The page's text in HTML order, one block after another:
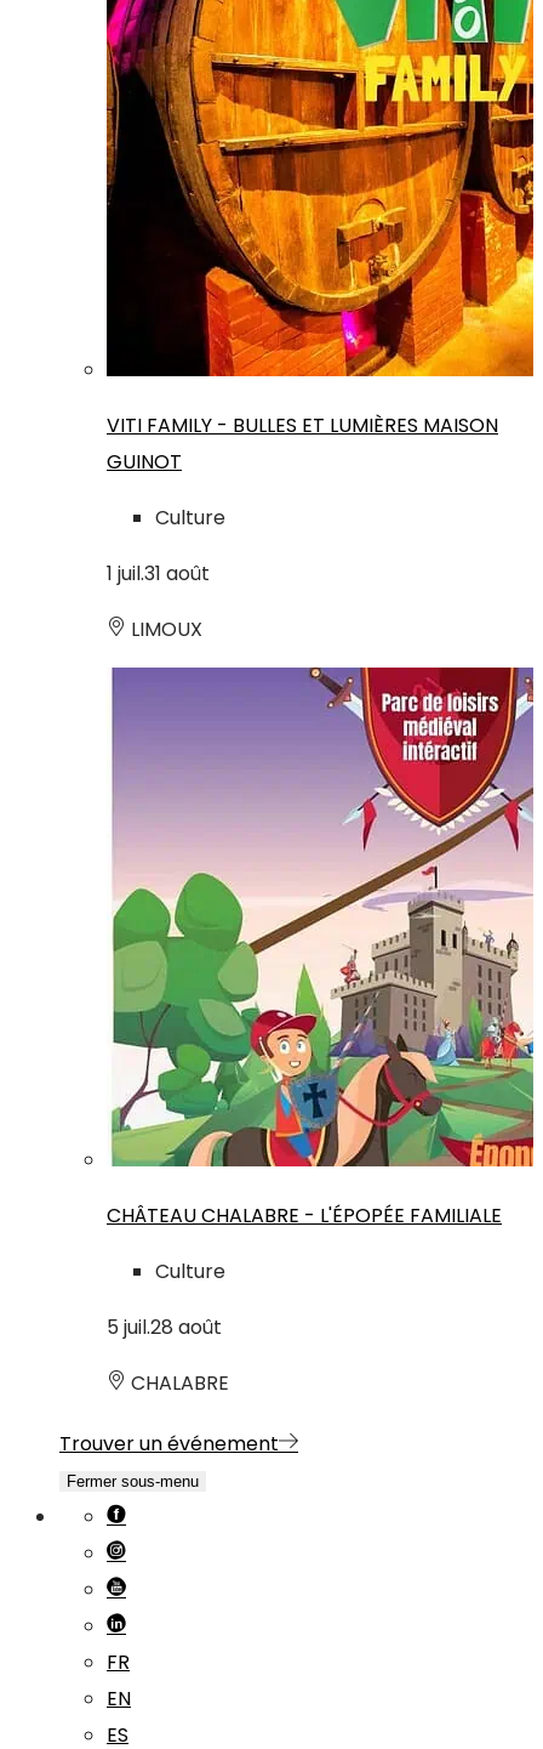
VITI FAMILY - BULLES ET LUMIÈRES MAISON
GUINOT
Culture
1 juil.31 août
LIMOUX
CHÂTEAU CHALABRE - L'ÉPOPÉE FAMILIALE
Culture
5 juil.28 août
CHALABRE
Trouver un événement
Fermer sous-menu
FR
EN
ES